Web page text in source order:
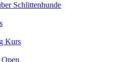
Schlittenhunde
Kurs